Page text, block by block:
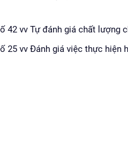
42 vv Tự đánh giá chất lượng
25 vv Đánh giá việc thực hiện